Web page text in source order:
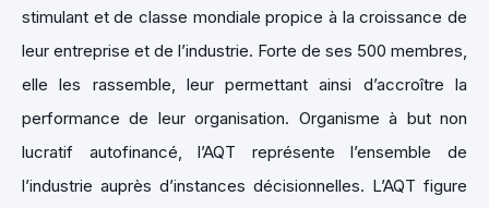
stimulant et de classe mondiale propice à la croissance de
leur entreprise et de l’industrie. Forte de ses 500 membres,
elle les rassemble, leur permettant ainsi d’accroître la
performance de leur organisation. Organisme à but non
lucratif autofinancé, l’AQT représente l’ensemble de
l’industrie auprès d’instances décisionnelles. L’AQT figure